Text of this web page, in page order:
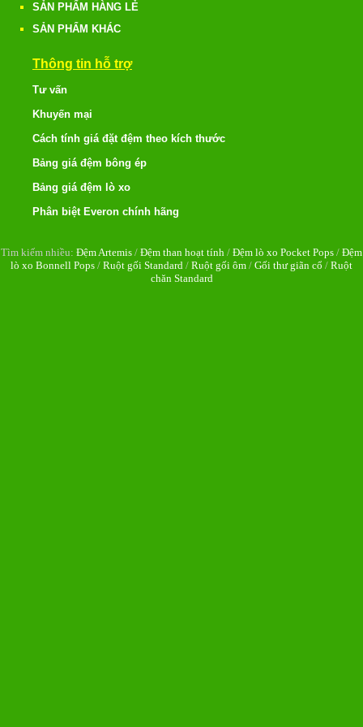
SẢN PHẨM HÀNG LẺ
SẢN PHẨM KHÁC
Thông tin hỗ trợ
Tư vấn
Khuyến mại
Cách tính giá đặt đệm theo kích thước
Bảng giá đệm bông ép
Bảng giá đệm lò xo
Phân biệt Everon chính hãng
Tìm kiếm nhiều: Đệm Artemis / Đệm than hoạt tính / Đệm lò xo Pocket Pops / Đệm
lò xo Bonnell Pops / Ruột gối Standard / Ruột gối ôm / Gối thư giãn cổ / Ruột
chăn Standard